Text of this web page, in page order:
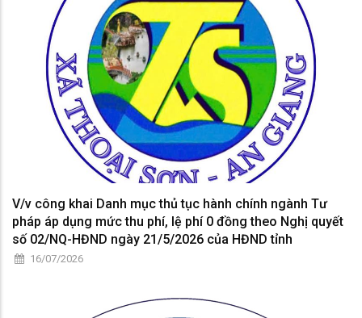
V/v công khai Danh mục thủ tục hành chính ngành Tư
pháp áp dụng mức thu phí, lệ phí 0 đồng theo Nghị quyết
số 02/NQ-HĐND ngày 21/5/2026 của HĐND tỉnh
16/07/2026